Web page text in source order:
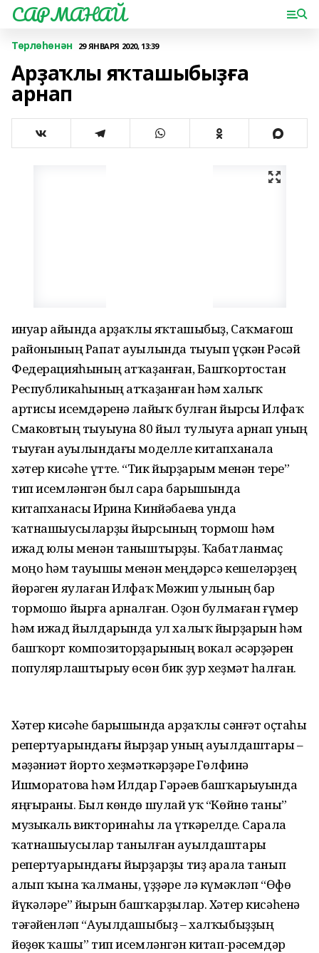
САРМАНАЙ
Төрлөһөнән 29 ЯНВАРЯ 2020, 13:39
Арҙаҡлы яҡташыбыҙға
арнап
Ғинуар айында арҙаҡлы яҡташыбыҙ, Саҡмағош
районының Рапат ауылында тыуып үҫкән Рәсәй
Федерацияһының атҡаҙанған, Башҡортостан
Республикаһының атҡаҙанған һәм халыҡ
артисы исемдәренә лайыҡ булған йырсы Илфаҡ
Смаковтың тыуыуна 80 йыл тулыуға арнап уның
тыуған ауылындағы моделле китапханала
хәтер кисәһе үтте. “Тик йырҙарым менән тере”
тип исемләнгән был сара барышында
китапханасы Ирина Кинйәбаева унда
ҡатнашыусыларҙы йырсының тормош һәм
ижад юлы менән таныштырҙы. Ҡабатланмаҫ
моңо һәм тауышы менән меңдәрсә кешеләрҙең
йөрәген яулаған Илфаҡ Мөжип улының бар
тормошо йырға арналған. Оҙон булмаған ғүмер
һәм ижад йылдарында ул халыҡ йырҙарын һәм
башҡорт композиторҙарының вокал әсәрҙәрен
популярлаштырыу өсөн бик ҙур хеҙмәт һалған.
Хәтер кисәһе барышында арҙаҡлы сәнғәт оҫтаһы
репертуарындағы йырҙар уның ауылдаштары –
мәҙәниәт йорто хеҙмәткәрҙәре Гөлфинә
Ишморатова һәм Илдар Гәрәев башҡарыуында
яңғыраны. Был көндө шулай уҡ “Көйнө таны”
музыкаль викторинаһы ла үткәрелде. Сарала
ҡатнашыусылар танылған ауылдаштары
репертуарындағы йырҙарҙы тиҙ арала танып
алып ҡына ҡалманы, үҙҙәре лә күмәкләп “Өфө
йүкәләре” йырын башҡарҙылар. Хәтер кисәһенә
тәғәйенләп “Ауылдашыбыҙ – халҡыбыҙҙың
йөҙөк ҡашы” тип исемләнгән китап-рәсемдәр